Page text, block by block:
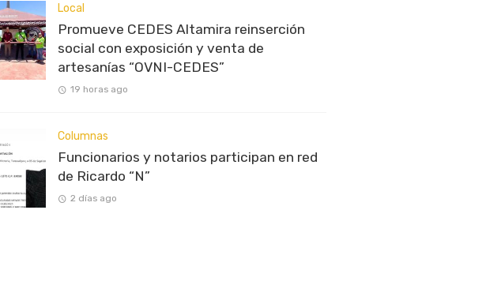
Local
Promueve CEDES Altamira reinserción
social con exposición y venta de
artesanías “OVNI-CEDES”
19 horas ago
Columnas
Funcionarios y notarios participan en red
de Ricardo “N”
2 días ago